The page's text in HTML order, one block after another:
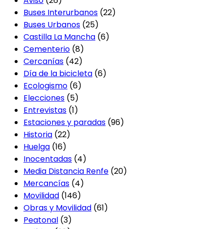
Buses Interurbanos (22)
Buses Urbanos (25)
Castilla La Mancha (6)
Cementerio (8)
Cercanías (42)
Día de la bicicleta (6)
Ecologismo (6)
Elecciones (5)
Entrevistas (1)
Estaciones y paradas (96)
Historia (22)
Huelga (16)
Inocentadas (4)
Media Distancia Renfe (20)
Mercancías (4)
Movilidad (146)
Obras y Movilidad (61)
Peatonal (3)